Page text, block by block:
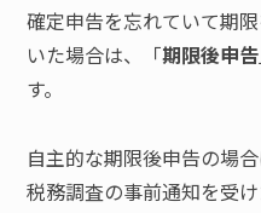
確定申告を忘れていて期
いた場合は、「期限後申告
す。
自主的な期限後申告の場
税務調査の事前通知を受